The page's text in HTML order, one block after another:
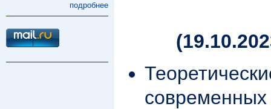
подробнее
современных